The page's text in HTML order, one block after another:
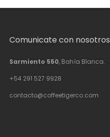
Comunicate con nosotros
Sarmiento 550, Bahía Blanca.
+54 291 527 9928
contacto@coffeetigerco.com